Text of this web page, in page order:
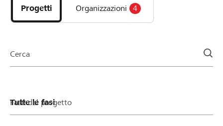
progetti
e
della
Progetti Organizzazioni 4
Cerca
Fase del progetto